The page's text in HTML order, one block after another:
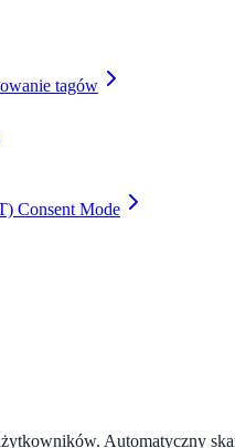
tagów
Consent Mode
Automatyczny